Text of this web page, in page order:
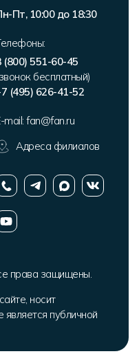
Пт, 10:00 до 18:30
(800) 551-60-45
бесплатный)
(495) 626-41-52
mail: fan@fan.ru
Адреса филиалов
права защищены.
носит
публичной